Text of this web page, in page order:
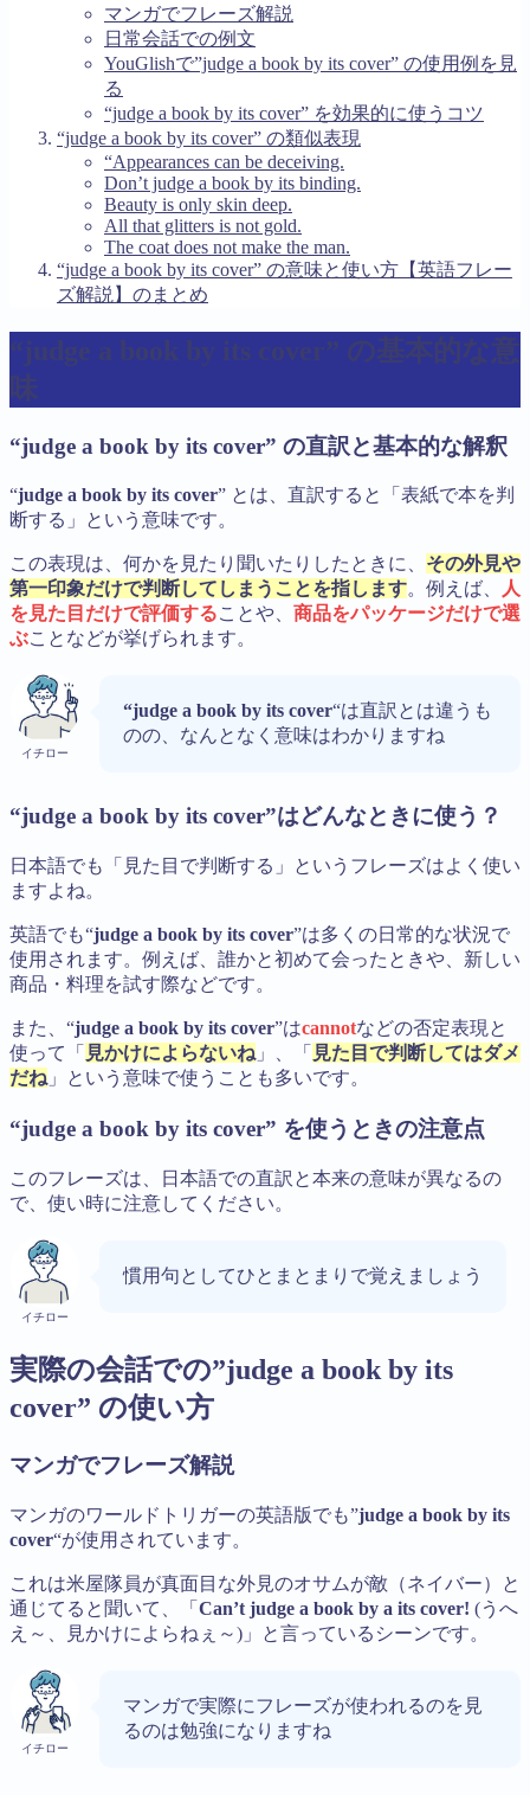
マンガでフレーズ解説
日常会話での例文
YouGlishで”judge a book by its cover” の使用例を見
る
“judge a book by its cover” を効果的に使うコツ
“judge a book by its cover” の類似表現
“Appearances can be deceiving.
Don’t judge a book by its binding.
Beauty is only skin deep.
All that glitters is not gold.
The coat does not make the man.
“judge a book by its cover” の意味と使い方【英語フレー
ズ解説】のまとめ
“judge a book by its cover” の基本的な意
味
“judge a book by its cover” の直訳と基本的な解釈
“judge a book by its cover” とは、直訳すると「表紙で本を判
断する」という意味です。
この表現は、何かを見たり聞いたりしたときに、 その外見や
第一印象だけで判断してしまうことを指します。例えば、
人
を見た目だけで評価することや、 商品をパッケージだけで選
ぶことなどが挙げられます。
イチロー
“judge a book by its cover“は直訳とは違うも
のの、なんとなく意味はわかりますね
“judge a book by its cover”はどんなときに使う？
日本語でも「見た目で判断する」というフレーズはよく使い
ますよね。
英語でも“judge a book by its cover”は多くの日常的な状況で
使用されます。例えば、誰かと初めて会ったときや、新しい
商品・料理を試す際などです。
また、“judge a book by its cover”はcannotなどの否定表現と
使って「 見かけによらないね 」、「 見た目で判断してはダメ
だね 」という意味で使うことも多いです。
“judge a book by its cover” を使うときの注意点
このフレーズは、日本語での直訳と本来の意味が異なるの
で、使い時に注意してください。
イチロー
慣用句としてひとまとまりで覚えましょう
実際の会話での”judge a book by its
cover” の使い方
マンガでフレーズ解説
マンガのワールドトリガーの英語版でも”judge a book by its
cover“が使用されています。
これは米屋隊員が真面目な外見のオサムが敵（ネイバー）と
通じてると聞いて、「 Can’t judge a book by a its cover! (うへ
え～、見かけによらねぇ～)」と言っているシーンです。
イチロー
マンガで実際にフレーズが使われるのを見
るのは勉強になりますね